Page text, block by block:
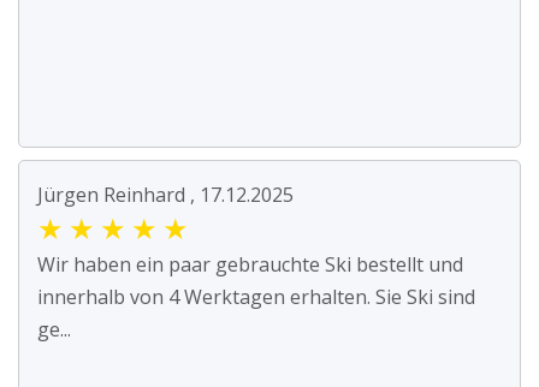
Jürgen Reinhard , 17.12.2025
★ ★ ★ ★ ★
Wir haben ein paar gebrauchte Ski bestellt und
innerhalb von 4 Werktagen erhalten. Sie Ski sind
ge...